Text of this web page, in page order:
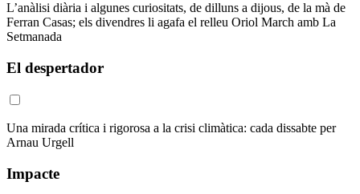
L’anàlisi diària i algunes curiositats, de dilluns a dijous, de la mà de
Ferran Casas; els divendres li agafa el relleu Oriol March amb La
Setmanada
El despertador
Una mirada crítica i rigorosa a la crisi climàtica: cada dissabte per
Arnau Urgell
Impacte